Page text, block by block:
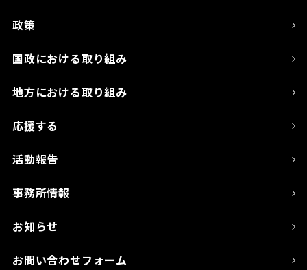
政策
国政における取り組み
地方における取り組み
応援する
活動報告
事務所情報
お知らせ
お問い合わせフォーム